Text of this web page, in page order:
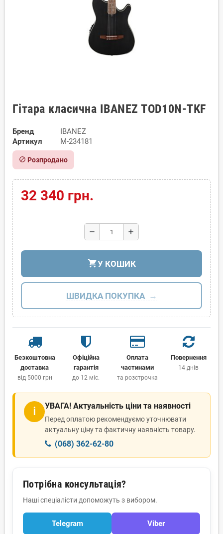
Гітара класична IBANEZ TOD10N-TKF
Бренд
IBANEZ
Артикул
M-234181
block Розпродано
32 340 грн.
remove add
shopping_cartУ КОШИК
ШВИДКА ПОКУПКА
Безкоштовна
доставка
від 5000 грн
Офіційна
гарантія
до 12 міс.
Оплата
частинами
та розстрочка
Повернення
14 днів
ℹ УВАГА! Актуальність ціни та наявності
Перед оплатою рекомендуємо уточнювати
актуальну ціну та фактичну наявність товару.
(068) 362-62-80
Потрібна консультація?
Наші спеціалісти допоможуть з вибором.
Telegram Viber